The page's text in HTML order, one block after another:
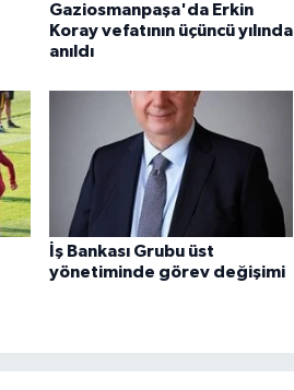
Gaziosmanpaşa'da Erkin
Koray vefatının üçüncü yılında
anıldı
İş Bankası Grubu üst
yönetiminde görev değişimi